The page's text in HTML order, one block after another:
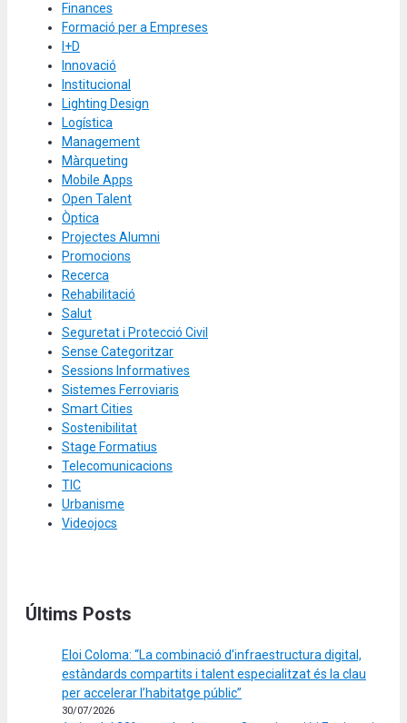
Finances
Formació per a Empreses
I+D
Innovació
Institucional
Lighting Design
Logística
Management
Màrqueting
Mobile Apps
Open Talent
Òptica
Projectes Alumni
Promocions
Recerca
Rehabilitació
Salut
Seguretat i Protecció Civil
Sense Categoritzar
Sessions Informatives
Sistemes Ferroviaris
Smart Cities
Sostenibilitat
Stage Formatius
Telecomunicacions
TIC
Urbanisme
Videojocs
Últims Posts
Eloi Coloma: “La combinació d’infraestructura digital,
estàndards compartits i talent especialitzat és la clau
per accelerar l’habitatge públic”
30/07/2026